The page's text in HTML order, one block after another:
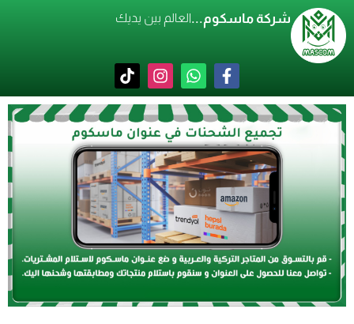
شركة ماسكوم...العالم بين يديك